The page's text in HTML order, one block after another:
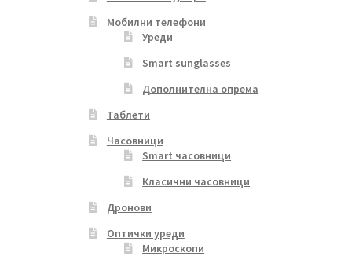
Мобилни телефони
Уреди
Smart sunglasses
Дополнителна опрема
Таблети
Часовници
Smart часовници
Класични часовници
Дронови
Оптички уреди
Микроскопи